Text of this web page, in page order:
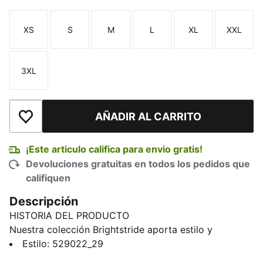
Talla
XS
Talla
S
Talla
M
Talla
L
Talla
XL
Talla
XXL
Talla
3XL
Añadir a la lista de deseosAÑADIR AL CARRITO
¡Este articulo califica para envio gratis!
Devoluciones gratuitas en todos los pedidos que
califiquen
Descripción
HISTORIA DEL PRODUCTO
Nuestra colección Brightstride aporta estilo y
comodidad a tus carreras diarias. Esta chamarra
Estilo: 529022_29